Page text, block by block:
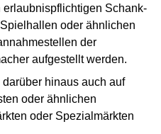
Schank-
oder ähnlichen
der
aufgestellt werden.
hinaus auch auf
oder ähnlichen
oder Spezialmärkten